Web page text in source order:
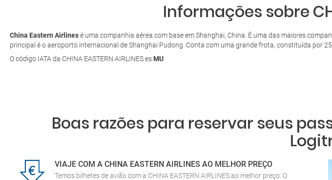
Informações sobre
China Eastern Airlinesé uma companhia aérea com base em Shanghai, China. É uma das maiores
principal é o aeroporto internacional de Shanghai Pudong. Conta com uma grande frota, constituída por
O código IATA da CHINA EASTERN AIRLINES es MU
Boas razões para reservar seus
VIAJE COM A CHINA EASTERN AIRLINES AO MELHOR PREÇO
Temos bilhetes de avião com a CHINA EASTERN AIRLINES ao melhor preço. O